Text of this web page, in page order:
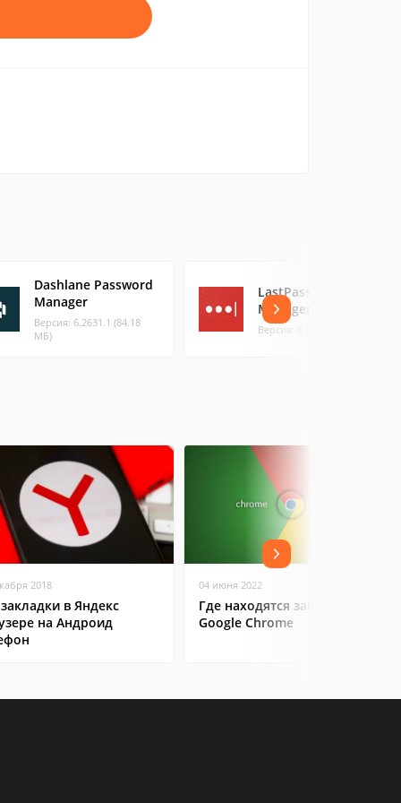
Dashlane Password
Manager
Версия: 6.2631.1 (84.18
МБ)
LastPass Password
Manager
Версия: 6.36.0.1 (33.19 МБ)
2018
в Яндекс
на Андроид
04 июня 2022
Где находятся закладки в
Google Chrome